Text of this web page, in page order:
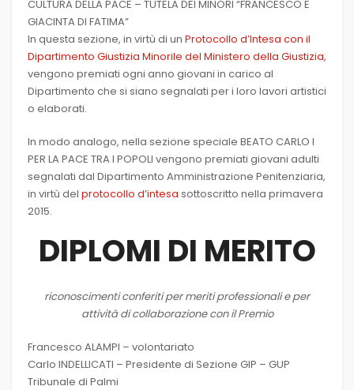
CULTURA DELLA PACE – TUTELA DEI MINORI “FRANCESCO E
GIACINTA DI FATIMA”
In questa sezione, in virtù di un Protocollo d’Intesa con il
Dipartimento Giustizia Minorile del Ministero della Giustizia,
vengono premiati ogni anno giovani in carico al
Dipartimento che si siano segnalati per i loro lavori artistici
o elaborati.
In modo analogo, nella sezione speciale BEATO CARLO I
PER LA PACE TRA I POPOLI vengono premiati giovani adulti
segnalati dal Dipartimento Amministrazione Penitenziaria,
in virtù del protocollo d’intesa sottoscritto nella primavera
2015.
DIPLOMI DI MERITO
riconoscimenti conferiti per meriti professionali e per
attività di collaborazione con il Premio
Francesco ALAMPI – volontariato
Carlo INDELLICATI – Presidente di Sezione GIP – GUP
Tribunale di Palmi